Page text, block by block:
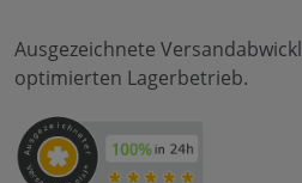
Ausgezeichnete
optimierten Lagerbetrieb.